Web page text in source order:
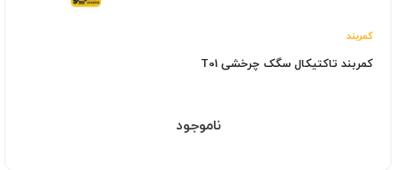
کمربند
کمربند تاکتیکال سگک چرخشی T01
ناموجود